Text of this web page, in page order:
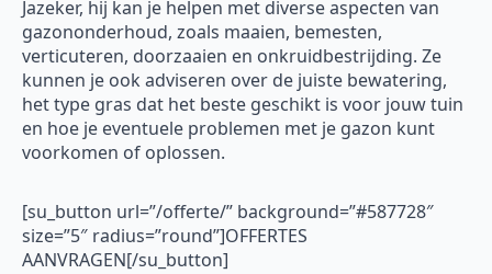
Jazeker, hij kan je helpen met diverse aspecten van
gazononderhoud, zoals maaien, bemesten,
verticuteren, doorzaaien en onkruidbestrijding. Ze
kunnen je ook adviseren over de juiste bewatering,
het type gras dat het beste geschikt is voor jouw tuin
en hoe je eventuele problemen met je gazon kunt
voorkomen of oplossen.
[su_button url=”/offerte/” background=”#587728″
size=”5″ radius=”round”]OFFERTES
AANVRAGEN[/su_button]